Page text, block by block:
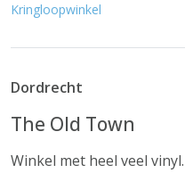
Kringloopwinkel
Dordrecht
The Old Town
Winkel met heel veel